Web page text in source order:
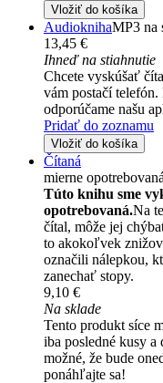
Vložiť do košíka
AudioknihaMP3 na
13,45 €
Ihneď na stiahnutie
Chcete vyskúšať
vám postačí
odporúčame našu
Pridať do zoznamu
Vložiť do košíka
Čítaná
mierne opotrebovaná
Túto knihu sme
opotrebovaná.Na
čítal, môže jej
to akokoľvek
označili nálepkou,
zanechať stopy.
9,10 €
Na sklade
Tento produkt síce
iba posledné kusy a
možné, že bude
ponáhľajte sa!